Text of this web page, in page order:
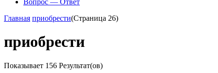
Вопрос — Ответ
Главная приобрести(Страница 26)
приобрести
Показывает 156 Результат(ов)